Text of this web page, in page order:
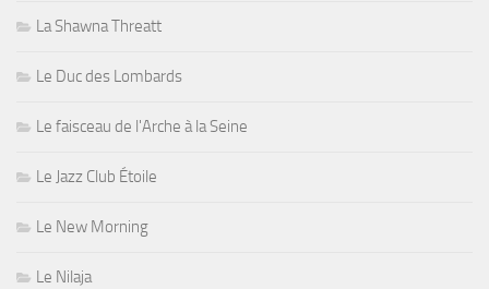
La Shawna Threatt
Le Duc des Lombards
Le faisceau de l'Arche à la Seine
Le Jazz Club Étoile
Le New Morning
Le Nilaja